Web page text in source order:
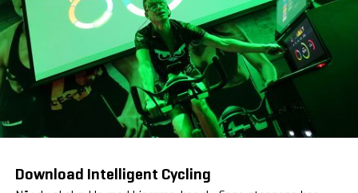
Download Intelligent Cycling